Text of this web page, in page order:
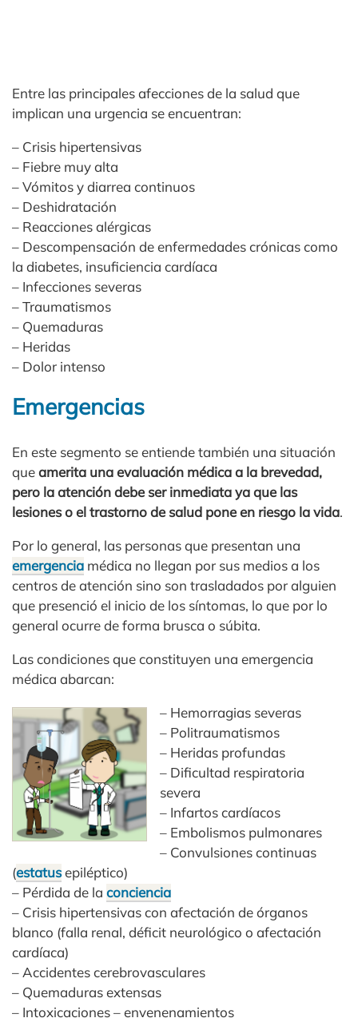
Entre las principales afecciones de la salud que
implican una urgencia se encuentran:
– Crisis hipertensivas
– Fiebre muy alta
– Vómitos y diarrea continuos
– Deshidratación
– Reacciones alérgicas
– Descompensación de enfermedades crónicas como
la diabetes, insuficiencia cardíaca
– Infecciones severas
– Traumatismos
– Quemaduras
– Heridas
– Dolor intenso
Emergencias
En este segmento se entiende también una situación
queamerita una evaluación médica a la brevedad,
pero la atención debe ser inmediata ya que las
lesiones o el trastorno de salud pone en riesgo la vida.
Por lo general, las personas que presentan una
emergencia médica no llegan por sus medios a los
centros de atención sino son trasladados por alguien
que presenció el inicio de los síntomas, lo que por lo
general ocurre de forma brusca o súbita.
Las condiciones que constituyen una emergencia
médica abarcan:
– Hemorragias severas
– Politraumatismos
– Heridas profundas
– Dificultad respiratoria
severa
– Infartos cardíacos
– Embolismos pulmonares
– Convulsiones continuas
(estatusepiléptico)
– Pérdida de la conciencia
– Crisis hipertensivas con afectación de órganos
blanco (falla renal, déficit neurológico o afectación
cardíaca)
– Accidentes cerebrovasculares
– Quemaduras extensas
– Intoxicaciones – envenenamientos